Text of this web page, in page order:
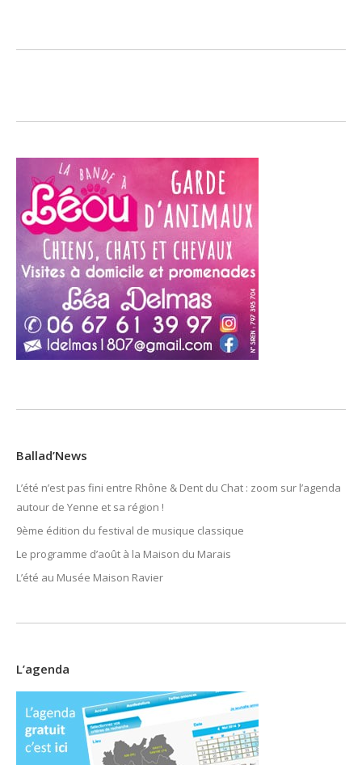
Ballad’News
L’été n’est pas fini entre Rhône & Dent du Chat : zoom sur l’agenda
autour de Yenne et sa région !
9ème édition du festival de musique classique
Le programme d’août à la Maison du Marais
L’été au Musée Maison Ravier
L’agenda